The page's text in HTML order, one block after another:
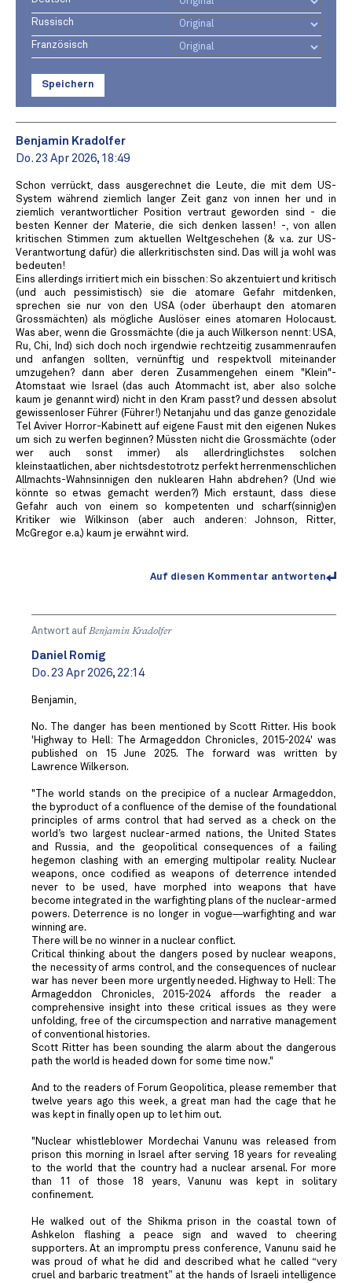
Russisch
Französisch
Speichern
Benjamin Kradolfer
Do. 23 Apr 2026, 18:49
Schon verrückt, dass ausgerechnet die Leute, die mit dem US-
System während ziemlich langer Zeit ganz von innen her und in
ziemlich verantwortlicher Position vertraut geworden sind - die
besten Kenner der Materie, die sich denken lassen! -, von allen
kritischen Stimmen zum aktuellen Weltgeschehen (& v.a. zur US-
Verantwortung dafür) die allerkritischsten sind. Das will ja wohl was
bedeuten!
Eins allerdings irritiert mich ein bisschen: So akzentuiert und kritisch
(und auch pessimistisch) sie die atomare Gefahr mitdenken,
sprechen sie nur von den USA (oder überhaupt den atomaren
Grossmächten) als mögliche Auslöser eines atomaren Holocaust.
Was aber, wenn die Grossmächte (die ja auch Wilkerson nennt: USA,
Ru, Chi, Ind) sich doch noch irgendwie rechtzeitig zusammenraufen
und anfangen sollten, vernünftig und respektvoll miteinander
umzugehen? dann aber deren Zusammengehen einem "Klein"-
Atomstaat wie Israel (das auch Atommacht ist, aber also solche
kaum je genannt wird) nicht in den Kram passt? und dessen absolut
gewissenloser Führer (Führer!) Netanjahu und das ganze genozidale
Tel Aviver Horror-Kabinett auf eigene Faust mit den eigenen Nukes
um sich zu werfen beginnen? Müssten nicht die Grossmächte (oder
wer auch sonst immer) als allerdringlichstes solchen
kleinstaatlichen, aber nichtsdestotrotz perfekt herrenmenschlichen
Allmachts-Wahnsinnigen den nuklearen Hahn abdrehen? (Und wie
könnte so etwas gemacht werden?) Mich erstaunt, dass diese
Gefahr auch von einem so kompetenten und scharf(sinnig)en
Kritiker wie Wilkinson (aber auch anderen: Johnson, Ritter,
McGregor e.a.) kaum je erwähnt wird.
Auf diesen Kommentar antworten
Antwort auf Benjamin Kradolfer
Daniel Romig
Do. 23 Apr 2026, 22:14
Benjamin,
No. The danger has been mentioned by Scott Ritter. His book
'Highway to Hell: The Armageddon Chronicles, 2015-2024' was
published on 15 June 2025. The forward was written by
Lawrence Wilkerson.
"The world stands on the precipice of a nuclear Armageddon,
the byproduct of a confluence of the demise of the foundational
principles of arms control that had served as a check on the
world’s two largest nuclear-armed nations, the United States
and Russia, and the geopolitical consequences of a failing
hegemon clashing with an emerging multipolar reality. Nuclear
weapons, once codified as weapons of deterrence intended
never to be used, have morphed into weapons that have
become integrated in the warfighting plans of the nuclear-armed
powers. Deterrence is no longer in vogue―warfighting and war
winning are.
There will be no winner in a nuclear conflict.
Critical thinking about the dangers posed by nuclear weapons,
the necessity of arms control, and the consequences of nuclear
war has never been more urgently needed. Highway to Hell: The
Armageddon Chronicles, 2015-2024 affords the reader a
comprehensive insight into these critical issues as they were
unfolding, free of the circumspection and narrative management
of conventional histories.
Scott Ritter has been sounding the alarm about the dangerous
path the world is headed down for some time now."
And to the readers of Forum Geopolitica, please remember that
twelve years ago this week, a great man had the cage that he
was kept in finally open up to let him out.
"Nuclear whistleblower Mordechai Vanunu was released from
prison this morning in Israel after serving 18 years for revealing
to the world that the country had a nuclear arsenal. For more
than 11 of those 18 years, Vanunu was kept in solitary
confinement.
He walked out of the Shikma prison in the coastal town of
Ashkelon flashing a peace sign and waved to cheering
supporters. At an impromptu press conference, Vanunu said he
was proud of what he did and described what he called “very
cruel and barbaric treatment” at the hands of Israeli intelligence